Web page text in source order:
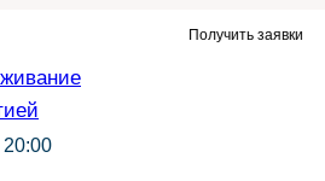
Получить заявки